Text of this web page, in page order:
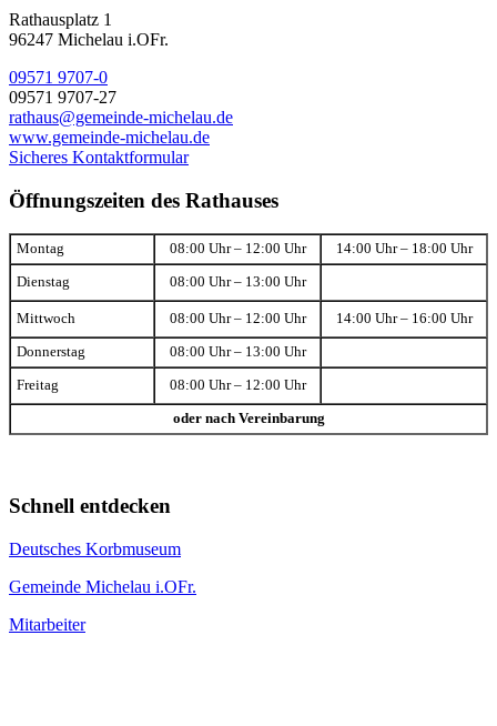
Rathausplatz 1
96247 Michelau i.OFr.
09571 9707-0
09571 9707-27
rathaus@gemeinde-michelau.de
www.gemeinde-michelau.de
Sicheres Kontaktformular
Öffnungszeiten des Rathauses
Montag 08:00 Uhr – 12:00 Uhr 14:00 Uhr – 18:00 Uhr
Dienstag 08:00 Uhr – 13:00 Uhr
Mittwoch 08:00 Uhr – 12:00 Uhr 14:00 Uhr – 16:00 Uhr
Donnerstag 08:00 Uhr – 13:00 Uhr
Freitag 08:00 Uhr – 12:00 Uhr
oder nach Vereinbarung
Schnell entdecken
Deutsches Korbmuseum
Gemeinde Michelau i.OFr.
Mitarbeiter